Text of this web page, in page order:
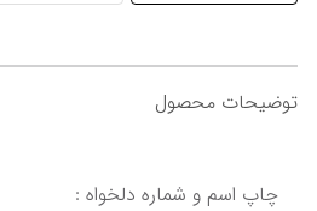
توضیحات محصول
چاپ اسم و شماره دلخواه :